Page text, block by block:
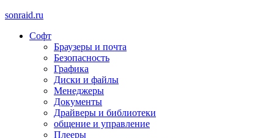
sonraid.ru
Скачивай программы, мини игры
Софт
Браузеры и почта
Безопасность
Графика
Диски и файлы
Менеджеры
Документы
Драйверы и библиотеки
общение и управление
Плееры